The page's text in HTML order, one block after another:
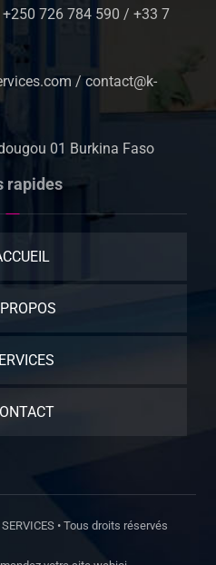
726 784 590 / +33 7
/ contact@k-
01 Burkina Faso
rapides
• Tous droits réservés